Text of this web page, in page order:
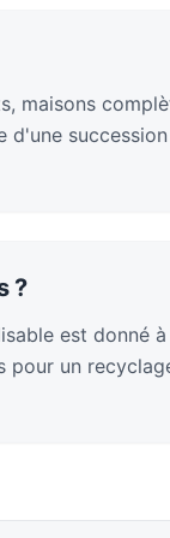
maisons
d'une
?
est donné
pour un